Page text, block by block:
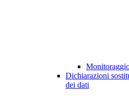
Dichiarazioni
dei dati